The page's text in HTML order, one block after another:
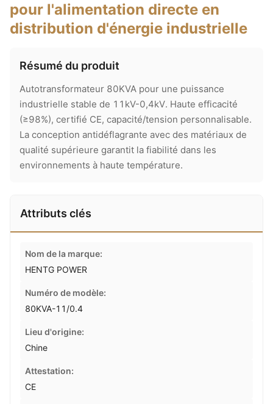
pour l'alimentation directe en
distribution d'énergie industrielle
Résumé du produit
Autotransformateur 80KVA pour une puissance
industrielle stable de 11kV-0,4kV. Haute efficacité
(≥98%), certifié CE, capacité/tension personnalisable.
La conception antidéflagrante avec des matériaux de
qualité supérieure garantit la fiabilité dans les
environnements à haute température.
Attributs clés
Nom de la marque:
HENTG POWER
Numéro de modèle:
80KVA-11/0.4
Lieu d'origine:
Chine
Attestation:
CE